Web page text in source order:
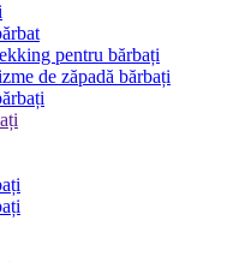
pentru bărbați
de zăpadă bărbați